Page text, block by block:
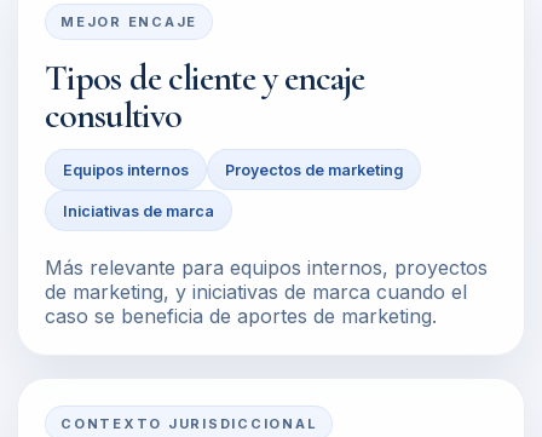
MEJOR ENCAJE
Tipos de cliente y encaje
consultivo
Equipos internos Proyectos de marketing
Iniciativas de marca
Más relevante para equipos internos, proyectos
de marketing, y iniciativas de marca cuando el
caso se beneficia de aportes de marketing.
CONTEXTO JURISDICCIONAL